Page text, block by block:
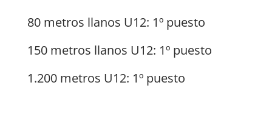
80 metros llanos U12: 1º puesto
150 metros llanos U12: 1º puesto
1.200 metros U12: 1º puesto